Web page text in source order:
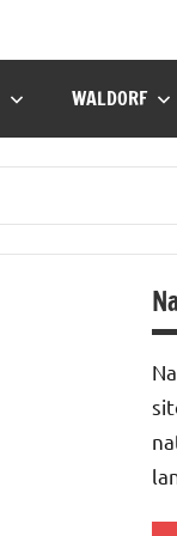
WALDORF